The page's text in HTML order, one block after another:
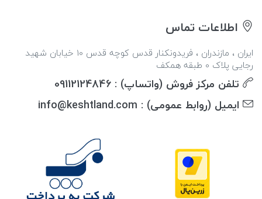
اطلاعات تماس
ایران ، مازندران ، فریدونکنار قدس کوچه قدس 10 خیابان شهید
رجایی پلاک 0 طبقه همکف
تلفن مرکز فروش (واتساپ) : 09112124846
ایمیل (روابط عمومی) : info@keshtland.com